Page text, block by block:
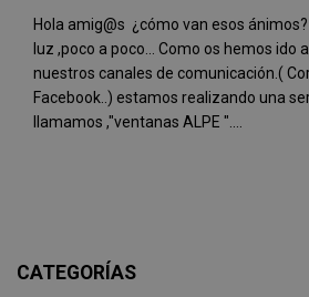
Hola amig@s ¿cómo van esos
luz ,poco a poco... Como os hemos ido
nuestros canales de comunicación.(
Facebook..) estamos realizando una
llamamos ,"ventanas ALPE "....
CATEGORÍAS